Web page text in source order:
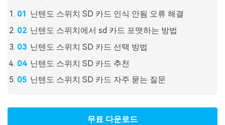
기타 프로그램
Repairit - 데이터 복구
UBackit - 데이터 백업
닌텐도 스위치 SD 카드 인식 안됨 오류 해결
닌텐도 스위치에서 sd 카드 포맷하는 방법
닌텐도 스위치 SD 카드 선택 방법
닌텐도 스위치 SD 카드 추천
닌텐도 스위치 SD 카드 자주 묻는 질문
무료 다운로드